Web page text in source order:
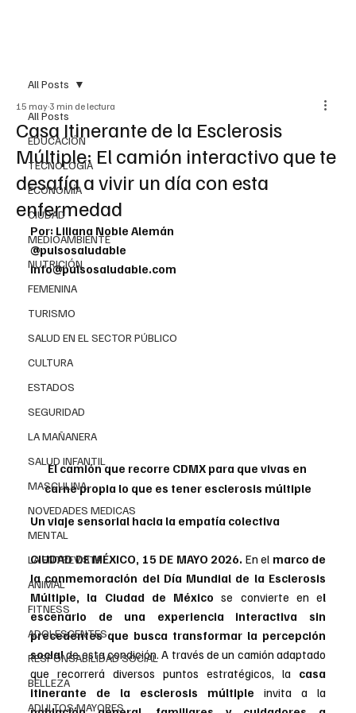
All Posts
EDUCACIÓN
TECNOLOGÍA
ECONOMÍA
CIUDAD
MEDIOAMBIENTE
NUTRICIÓN
FEMENINA
TURISMO
SALUD EN EL SECTOR PÚBLICO
CULTURA
ESTADOS
SEGURIDAD
LA MAÑANERA
SALUD INFANTIL
MASCULINA
NOVEDADES MEDICAS
MENTAL
LA ENTREVISTA
ANIMAL
FITNESS
ADOLESCENTES
RESPONSABILIDAD SOCIAL
BELLEZA
ADULTOS MAYORES
All Posts
Casa Itinerante de la Esclerosis
Múltiple: El camión interactivo que te
desafía a vivir un día con esta
enfermedad
15 may 3 min de lectura
Por: Liliana Noble Alemán
@pulsosaludable
info@pulsosaludable.com
El camión que recorre CDMX para que vivas en
carne propia lo que es tener esclerosis múltiple
Un viaje sensorial hacia la empatía colectiva
CIUDAD DE MÉXICO, 15 DE MAYO 2026. En el marco de
la conmemoración del Día Mundial de la Esclerosis
Múltiple, la Ciudad de México se convierte en el
escenario de una experiencia interactiva sin
precedentes que busca transformar la percepción
social de esta condición. A través de un camión adaptado
que recorrerá diversos puntos estratégicos, la casa
itinerante de la esclerosis múltiple invita a la